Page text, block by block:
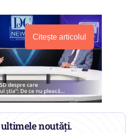
Citește articolul
noutăți.